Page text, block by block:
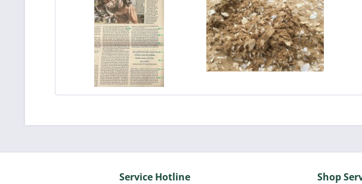
Vlieshäcksel Allround
Inhalt150 Kilogramm(1,17 € / 1 Kilogramm)
Vlieshäcksel
(Made in Germany)
Inhalt150 Kilogramm(1,27 € / 1 Kilogramm)
Service Hotline
Shop